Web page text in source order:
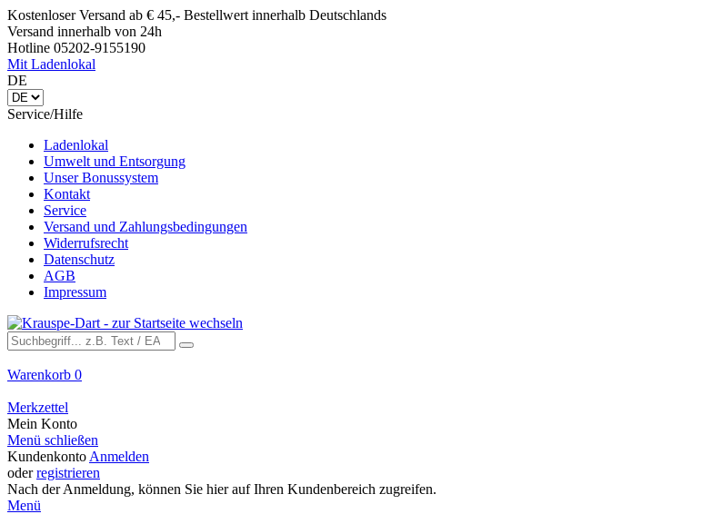
Kostenloser Versand ab € 45,- Bestellwert innerhalb Deutschlands
Versand innerhalb von 24h
Hotline 05202-9155190
Mit Ladenlokal
DE
Service/Hilfe
Ladenlokal
Umwelt und Entsorgung
Unser Bonussystem
Kontakt
Service
Versand und Zahlungsbedingungen
Widerrufsrecht
Datenschutz
AGB
Impressum
Warenkorb 0
Merkzettel
Mein Konto
Menü schließen
Kundenkonto Anmelden
oderregistrieren
Nach der Anmeldung, können Sie hier auf Ihren Kundenbereich zugreifen.
Menü